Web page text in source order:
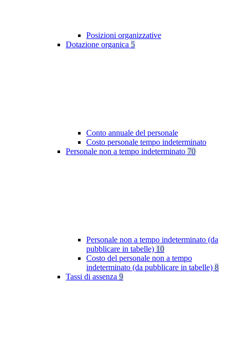
Posizioni organizzative
Dotazione organica 5
Conto annuale del personale
Costo personale tempo indeterminato
Personale non a tempo indeterminato 70
Personale non a tempo indeterminato (da
pubblicare in tabelle) 10
Costo del personale non a tempo
indeterminato (da pubblicare in tabelle) 8
Tassi di assenza 9